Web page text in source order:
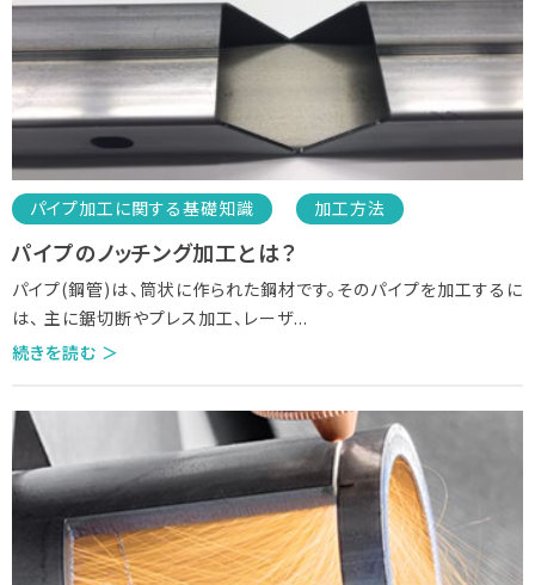
パイプ加工に関する基礎知識 加工方法
パイプのノッチング加工とは？
パイプ(鋼管)は、筒状に作られた鋼材です。そのパイプを加工するに
は、 主に鋸切断やプレス加工、レーザ...
続きを読む ＞